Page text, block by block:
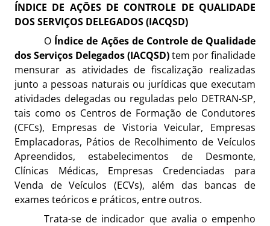
ÍNDICE DE AÇÕES DE CONTROLE DE QUALIDADE
DOS SERVIÇOS DELEGADOS (IACQSD)
O Índice de Ações de Controle de Qualidade
dos Serviços Delegados (IACQSD)tem por finalidade
mensurar as atividades de fiscalização realizadas
junto a pessoas naturais ou jurídicas que executam
atividades delegadas ou reguladas pelo DETRAN-SP,
tais como os Centros de Formação de Condutores
(CFCs), Empresas de Vistoria Veicular, Empresas
Emplacadoras, Pátios de Recolhimento de Veículos
Apreendidos, estabelecimentos de Desmonte,
Clínicas Médicas, Empresas Credenciadas para
Venda de Veículos (ECVs), além das bancas de
exames teóricos e práticos, entre outros.
Trata-se de indicador que avalia o empenho